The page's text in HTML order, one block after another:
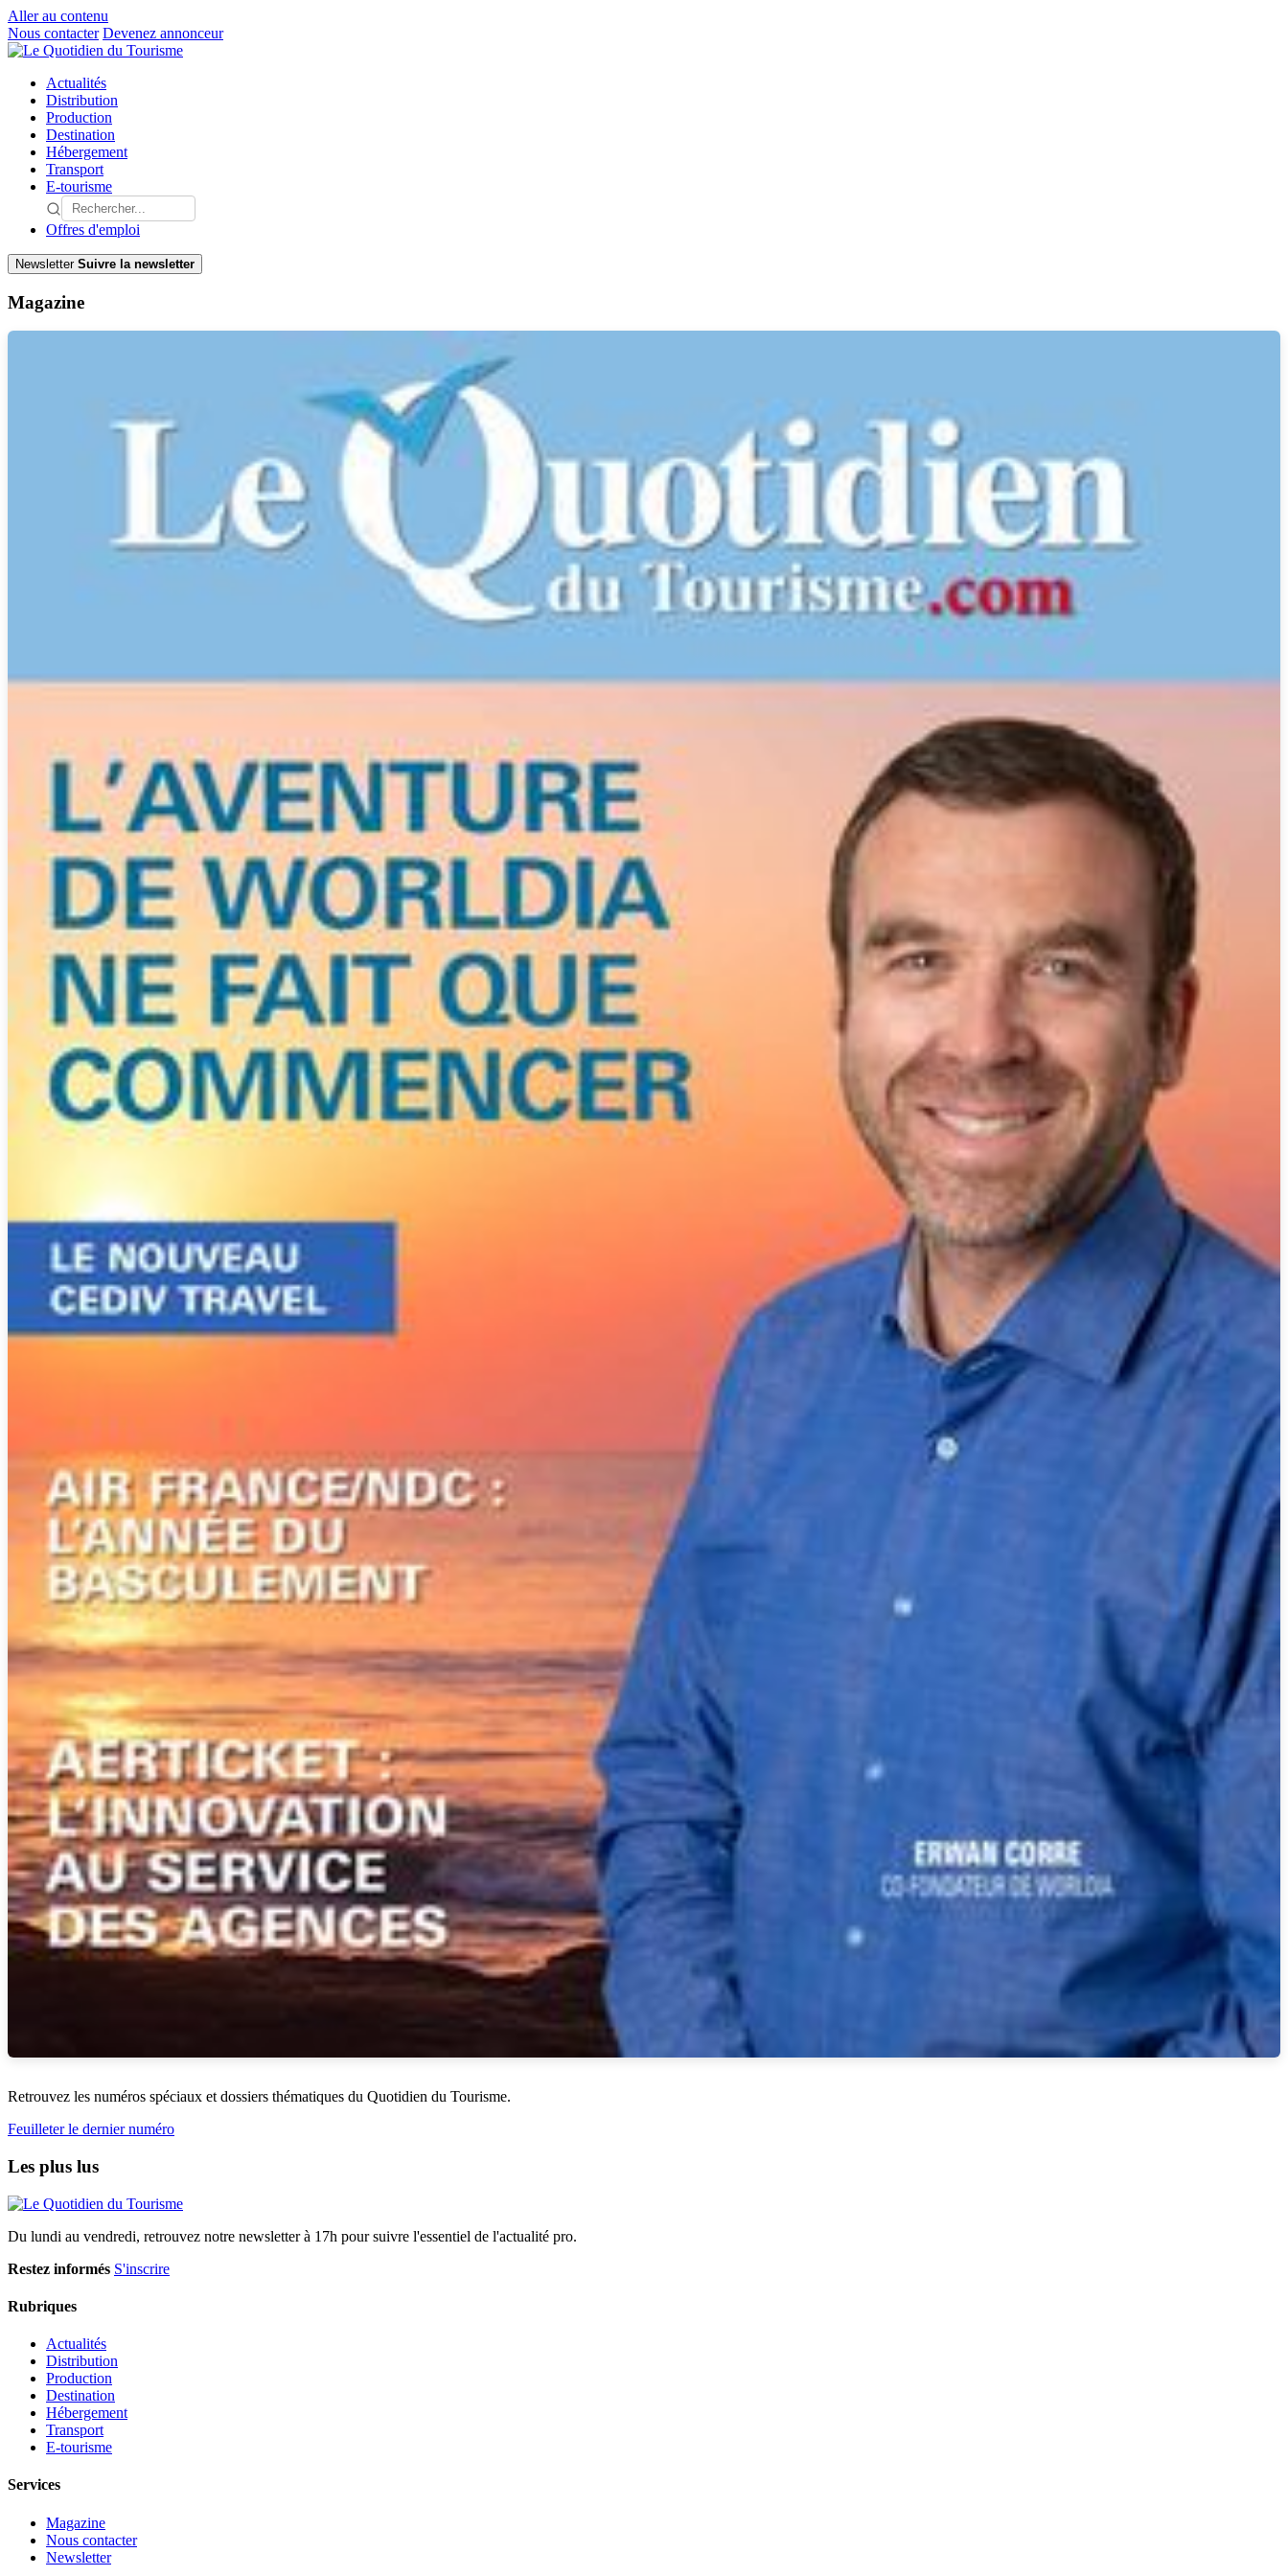
Aller au contenu
Nous contacter Devenez annonceur
Actualités
Distribution
Production
Destination
Hébergement
Transport
E-tourisme
Offres d'emploi
Newsletter Suivre la newsletter
Magazine
Retrouvez les numéros spéciaux et dossiers thématiques du Quotidien du Tourisme.
Feuilleter le dernier numéro
Les plus lus
Du lundi au vendredi, retrouvez notre newsletter à 17h pour suivre l'essentiel de l'actualité pro.
Restez informés S'inscrire
Rubriques
Actualités
Distribution
Production
Destination
Hébergement
Transport
E-tourisme
Services
Magazine
Nous contacter
Newsletter